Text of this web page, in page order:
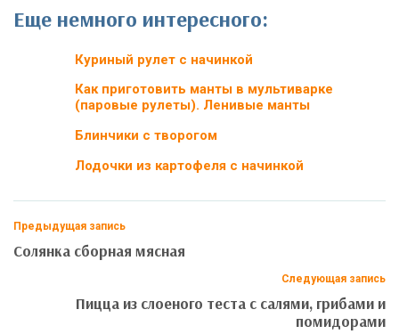
Еще немного интересного:
Куриный рулет с начинкой
Как приготовить манты в мультиварке
(паровые рулеты). Ленивые манты
Блинчики с творогом
Лодочки из картофеля с начинкой
Предыдущая запись
Солянка сборная мясная
Следующая запись
Пицца из слоеного теста с салями, грибами и
помидорами